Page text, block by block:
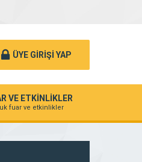
ÜYE GİRİŞİ YAP
VE ETKİNLİKLER
fuar ve etkinlikler